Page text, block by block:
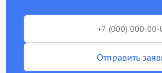
Отправить